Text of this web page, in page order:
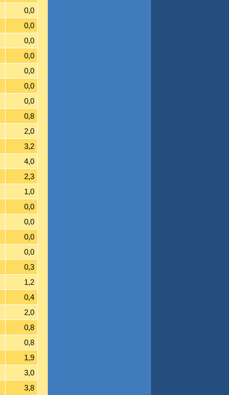
0,0
0,0
0,0
0,0
0,0
0,0
0,0
0,8
2,0
3,2
4,0
2,3
1,0
0,0
0,0
0,0
0,0
0,3
1,2
0,4
2,0
0,8
0,8
1,9
3,0
3,8